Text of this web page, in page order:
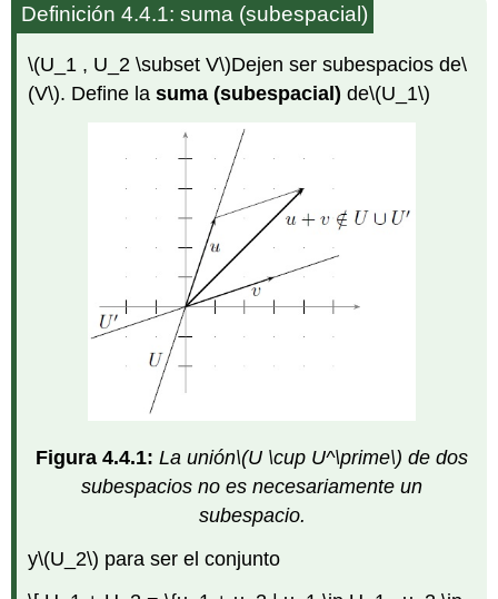
Definición 4.4.1: suma (subespacial)
\(U_1 , U_2 \subset V\)Dejen ser subespacios de\
(V\). Deﬁne lasuma (subespacial) de\(U_1\)
Figura 4.4.1: La unión\(U \cup U^\prime\) de dos
subespacios no es necesariamente un
subespacio.
y\(U_2\) para ser el conjunto